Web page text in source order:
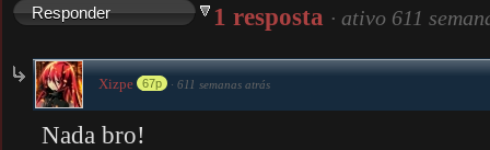
Responder 1 resposta · ativo 611
Xizpe 67p · 611 semanas atrás
Nada bro!